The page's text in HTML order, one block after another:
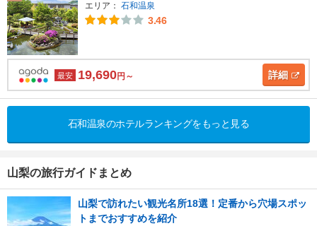
エリア： 石和温泉
3.46
最安 19,690円～ 詳細
石和温泉のホテルランキングをもっと見る
山梨の旅行ガイドまとめ
山梨で訪れたい観光名所18選！定番から穴場スポッ
トまでおすすめを紹介